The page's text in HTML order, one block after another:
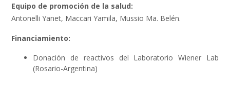
Equipo de promoción de la salud:
Antonelli Yanet, Maccari Yamila, Mussio Ma. Belén.
Financiamiento:
Donación de reactivos del Laboratorio Wiener Lab
(Rosario-Argentina)